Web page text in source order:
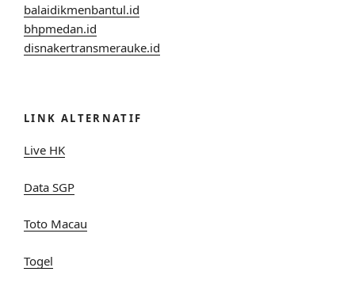
balaidikmenbantul.id
bhpmedan.id
disnakertransmerauke.id
LINK ALTERNATIF
Live HK
Data SGP
Toto Macau
Togel